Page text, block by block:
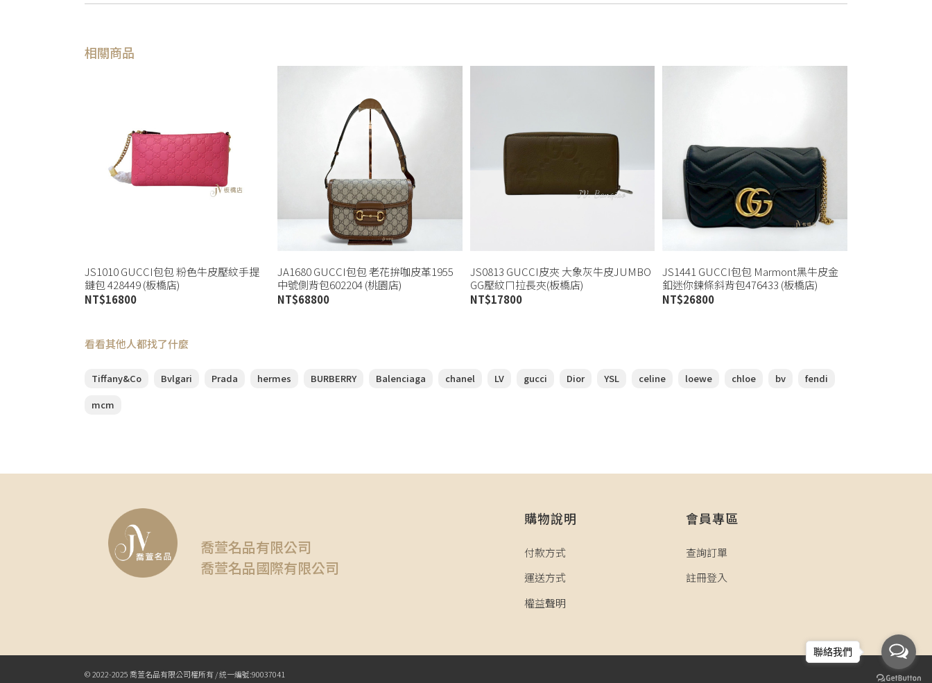
相關商品
JS1010 GUCCI包包 粉色牛皮壓紋手提
鏈包 428449 (板橋店)
NT$16800
JA1680 GUCCI包包 老花拚咖皮革1955
中號側背包602204 (桃園店)
NT$68800
JS0813 GUCCI皮夾 大象灰牛皮JUMBO
GG壓紋ㄇ拉長夾(板橋店)
NT$17800
JS1441 GUCCI包包 Marmont黑牛皮金
釦迷你鍊條斜背包476433 (板橋店)
NT$26800
看看其他人都找了什麼
Tiffany&Co Bvlgari Prada hermes BURBERRY Balenciaga chanel LV gucci Dior YSL celine loewe chloe bv
fendi
mcm
喬萱名品有限公司
喬萱名品國際有限公司
購物說明
付款方式
運送方式
權益聲明
會員專區
查詢訂單
註冊登入
© 2022-2025 喬萱名品有限公司權所有 / 統一編號:90037041
聯絡我們